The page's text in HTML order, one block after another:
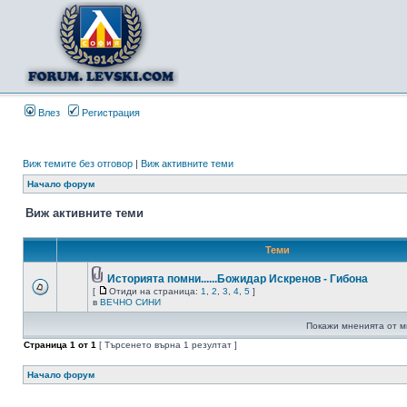
Влез Регистрация
Виж темите без отговор | Виж активните теми
Начало форум
Виж активните теми
Теми
Историята помни......Божидар Искренов - Гибона
[ Отиди на страница: 1 2 3 4 5 ]
в ВЕЧНО СИНИ
Покажи мненията от
Страница 1 от 1 [ Търсенето върна 1 резултат ]
Начало форум